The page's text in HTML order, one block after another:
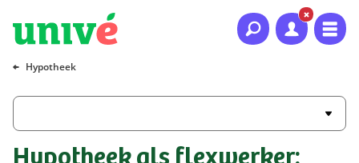
Naar hoofdinhoud
Naar hoofdnavigatie
Naar footer
Hypotheek